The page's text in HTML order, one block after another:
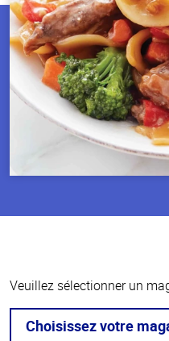
Veuillez sélectionner un
Choisissez votre